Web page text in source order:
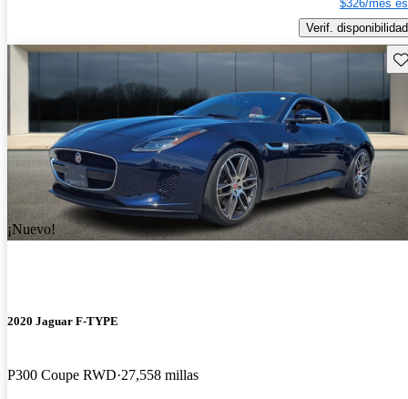
$326/mes
Verif. disponibilidad
¡Nuevo!
2020 Jaguar F-TYPE
P300 Coupe RWD 27,558 millas